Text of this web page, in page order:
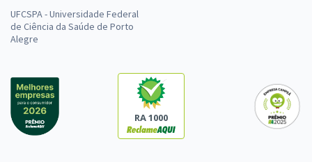
UFCSPA - Universidade Federal
de Ciência da Saúde de Porto
Alegre
RA 1000